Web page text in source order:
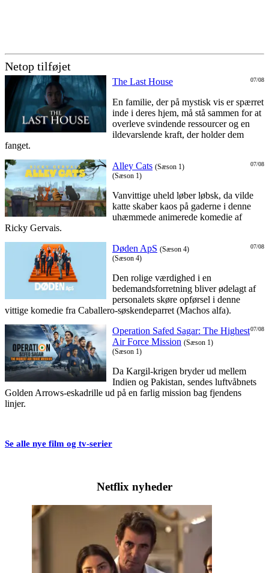
Netop tilføjet
07/08
The Last House
En familie, der på mystisk vis er spærret
inde i deres hjem, må stå sammen for at
overleve svindende ressourcer og en
ildevarslende kraft, der holder dem
fanget.
07/08
Alley Cats (Sæson 1)
(Sæson 1)
Vanvittige uheld løber løbsk, da vilde
katte skaber kaos på gaderne i denne
uhæmmede animerede komedie af
Ricky Gervais.
07/08
Døden ApS (Sæson 4)
(Sæson 4)
Den rolige værdighed i en
bedemandsforretning bliver ødelagt af
personalets skøre opførsel i denne
vittige komedie fra Caballero-søskendeparret (Machos alfa).
07/08
Operation Safed Sagar: The Highest
Air Force Mission (Sæson 1)
(Sæson 1)
Da Kargil-krigen bryder ud mellem
Indien og Pakistan, sendes luftvåbnets
Golden Arrows-eskadrille ud på en farlig mission bag fjendens
linjer.
Se alle nye film og tv-serier
Netflix nyheder